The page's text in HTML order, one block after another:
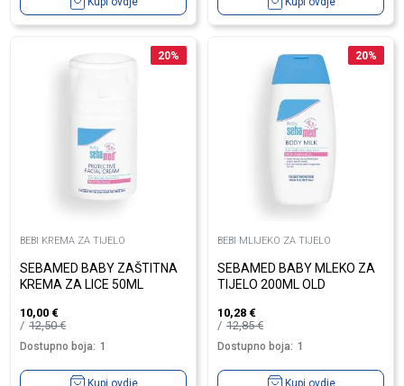
20%
BEBI KREMA ZA TIJELO
SEBAMED BABY ZAŠTITNA
KREMA ZA LICE 50ML
10,00 €
12,50€
Dostupno boja: 1
Kupi ovdje
20%
BEBI MLIJEKO ZA TIJELO
SEBAMED BABY MLEKO ZA
TIJELO 200ML OLD
10,28 €
12,85€
Dostupno boja: 1
Kupi ovdje